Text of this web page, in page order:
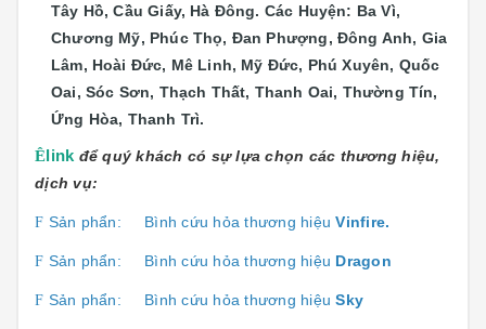
Tây Hồ, Cầu Giấy, Hà Đông. Các Huyện: Ba Vì,
Chương Mỹ, Phúc Thọ, Đan Phượng, Đông Anh, Gia
Lâm, Hoài Đức, Mê Linh, Mỹ Đức, Phú Xuyên, Quốc
Oai, Sóc Sơn, Thạch Thất, Thanh Oai, Thường Tín,
Ứng Hòa, Thanh Trì.
Ê link để quý khách có sự lựa chọn các thương hiệu,
dịch vụ:
F Sản phẩn: Bình cứu hỏa thương hiệuVinfire.
F Sản phẩn: Bình cứu hỏa thương hiệu Dragon
F Sản phẩn: Bình cứu hỏa thương hiệuSky